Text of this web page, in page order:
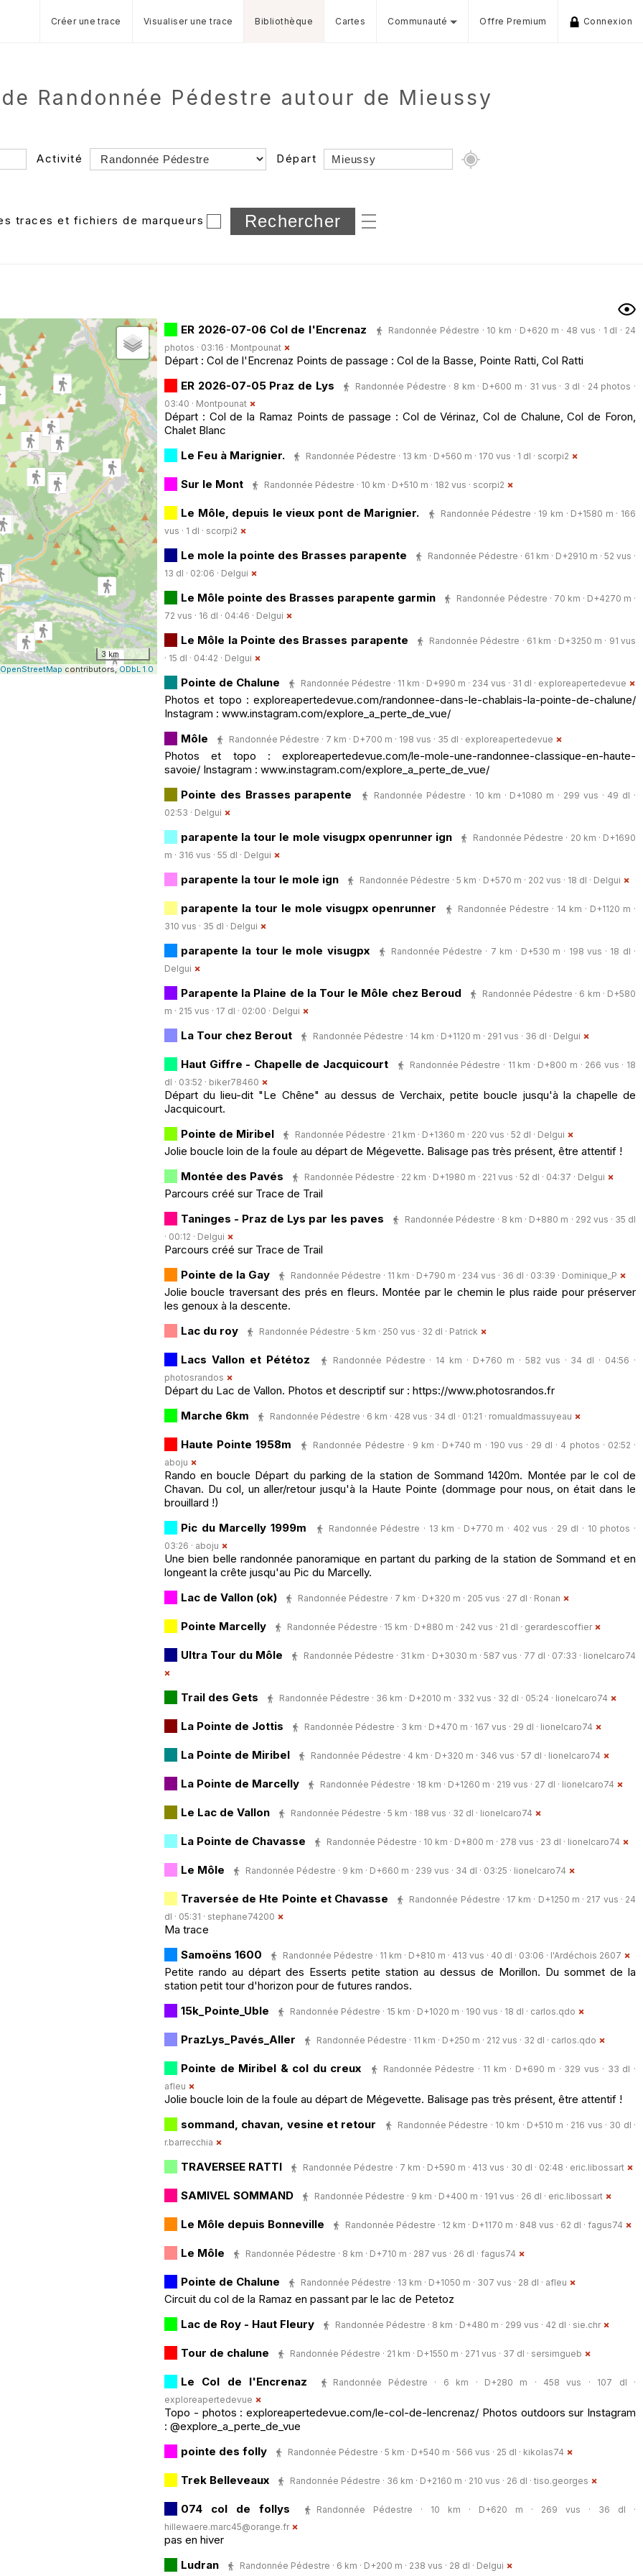
Créer une trace Visualiser une trace Bibliothèque Cartes Communauté Offre Premium Connexion
Randonnée Pédestre autour de Mieussy
Activité Départ
Dossier
et sous-dossiers
traces et fichiers de marqueurs
3 km
OpenStreetMap contributors,ODbL 1.0
ER 2026-07-06 Col de l'Encrenaz
Randonnée Pédestre · 10 km · D+620 m · 48 vus · 1 dl · 24
photos · 03:16 · Montpounat
Départ : Col de l'Encrenaz Points de passage : Col de la Basse, Pointe Ratti, Col Ratti
ER 2026-07-05 Praz de Lys
Randonnée Pédestre · 8 km · D+600 m · 31 vus · 3 dl · 24 photos ·
03:40 · Montpounat
Départ : Col de la Ramaz Points de passage : Col de Vérinaz, Col de Chalune, Col de Foron,
Chalet Blanc
Le Feu à Marignier.
Randonnée Pédestre · 13 km · D+560 m · 170 vus · 1 dl · scorpi2
Sur le Mont Randonnée Pédestre · 10 km · D+510 m · 182 vus · scorpi2
Le Môle, depuis le vieux pont de Marignier.
Randonnée Pédestre · 19 km · D+1580 m · 166
vus · 1 dl · scorpi2
Le mole la pointe des Brasses parapente
Randonnée Pédestre · 61 km · D+2910 m · 52 vus ·
13 dl · 02:06 · Delgui
Le Môle pointe des Brasses parapente garmin
Randonnée Pédestre · 70 km · D+4270 m ·
72 vus · 16 dl · 04:46 · Delgui
Le Môle la Pointe des Brasses parapente
Randonnée Pédestre · 61 km · D+3250 m · 91 vus
· 15 dl · 04:42 · Delgui
Pointe de Chalune Randonnée Pédestre · 11 km · D+990 m · 234 vus · 31 dl · exploreapertedevue
Photos et topo : exploreapertedevue.com/randonnee-dans-le-chablais-la-pointe-de-chalune/
Instagram : www.instagram.com/explore_a_perte_de_vue/
Môle
Randonnée Pédestre · 7 km · D+700 m · 198 vus · 35 dl · exploreapertedevue
Photos et topo : exploreapertedevue.com/le-mole-une-randonnee-classique-en-haute-
savoie/ Instagram : www.instagram.com/explore_a_perte_de_vue/
Pointe des Brasses parapente
Randonnée Pédestre · 10 km · D+1080 m · 299 vus · 49 dl ·
02:53 · Delgui
parapente la tour le mole visugpx openrunner ign
Randonnée Pédestre · 20 km · D+1690
m · 316 vus · 55 dl · Delgui
parapente la tour le mole ign Randonnée Pédestre · 5 km · D+570 m · 202 vus · 18 dl · Delgui
parapente la tour le mole visugpx openrunner
Randonnée Pédestre · 14 km · D+1120 m ·
310 vus · 35 dl · Delgui
parapente la tour le mole visugpx
Randonnée Pédestre · 7 km · D+530 m · 198 vus · 18 dl ·
Delgui
Parapente la Plaine de la Tour le Môle chez Beroud
Randonnée Pédestre · 6 km · D+580
m · 215 vus · 17 dl · 02:00 · Delgui
La Tour chez Berout Randonnée Pédestre · 14 km · D+1120 m · 291 vus · 36 dl · Delgui
Haut Giffre - Chapelle de Jacquicourt
Randonnée Pédestre · 11 km · D+800 m · 266 vus · 18
dl · 03:52 · biker78460
Départ du lieu-dit "Le Chêne" au dessus de Verchaix, petite boucle jusqu'à la chapelle de
Jacquicourt.
Pointe de Miribel
Randonnée Pédestre · 21 km · D+1360 m · 220 vus · 52 dl · Delgui
Jolie boucle loin de la foule au départ de Mégevette. Balisage pas très présent, être attentif !
Montée des Pavés
Randonnée Pédestre · 22 km · D+1980 m · 221 vus · 52 dl · 04:37 · Delgui
Parcours créé sur Trace de Trail
Taninges - Praz de Lys par les paves
Randonnée Pédestre · 8 km · D+880 m · 292 vus · 35 dl
· 00:12 · Delgui
Parcours créé sur Trace de Trail
Pointe de la Gay
Randonnée Pédestre · 11 km · D+790 m · 234 vus · 36 dl · 03:39 · Dominique_P
Jolie boucle traversant des prés en fleurs. Montée par le chemin le plus raide pour préserver
les genoux à la descente.
Lac du roy
Randonnée Pédestre · 5 km · 250 vus · 32 dl · Patrick
Lacs Vallon et Pététoz
Randonnée Pédestre · 14 km · D+760 m · 582 vus · 34 dl · 04:56 ·
photosrandos
Départ du Lac de Vallon. Photos et descriptif sur : https://www.photosrandos.fr
Marche 6km
Randonnée Pédestre · 6 km · 428 vus · 34 dl · 01:21 · romualdmassuyeau
Haute Pointe 1958m
Randonnée Pédestre · 9 km · D+740 m · 190 vus · 29 dl · 4 photos · 02:52 ·
aboju
Rando en boucle Départ du parking de la station de Sommand 1420m. Montée par le col de
Chavan. Du col, un aller/retour jusqu'à la Haute Pointe (dommage pour nous, on était dans le
brouillard !)
Pic du Marcelly 1999m
Randonnée Pédestre · 13 km · D+770 m · 402 vus · 29 dl · 10 photos ·
03:26 · aboju
Une bien belle randonnée panoramique en partant du parking de la station de Sommand et en
longeant la crête jusqu'au Pic du Marcelly.
Lac de Vallon (ok)
Randonnée Pédestre · 7 km · D+320 m · 205 vus · 27 dl · Ronan
Pointe Marcelly Randonnée Pédestre · 15 km · D+880 m · 242 vus · 21 dl · gerardescoffier
Ultra Tour du Môle Randonnée Pédestre · 31 km · D+3030 m · 587 vus · 77 dl · 07:33 · lionelcaro74
Trail des Gets Randonnée Pédestre · 36 km · D+2010 m · 332 vus · 32 dl · 05:24 · lionelcaro74
La Pointe de Jottis Randonnée Pédestre · 3 km · D+470 m · 167 vus · 29 dl · lionelcaro74
La Pointe de Miribel Randonnée Pédestre · 4 km · D+320 m · 346 vus · 57 dl · lionelcaro74
La Pointe de Marcelly Randonnée Pédestre · 18 km · D+1260 m · 219 vus · 27 dl · lionelcaro74
Le Lac de Vallon Randonnée Pédestre · 5 km · 188 vus · 32 dl · lionelcaro74
La Pointe de Chavasse Randonnée Pédestre · 10 km · D+800 m · 278 vus · 23 dl · lionelcaro74
Le Môle Randonnée Pédestre · 9 km · D+660 m · 239 vus · 34 dl · 03:25 · lionelcaro74
Traversée de Hte Pointe et Chavasse
Randonnée Pédestre · 17 km · D+1250 m · 217 vus · 24
dl · 05:31 · stephane74200
Ma trace
Samoëns 1600
Randonnée Pédestre · 11 km · D+810 m · 413 vus · 40 dl · 03:06 · l'Ardéchois 2607
Petite rando au départ des Esserts petite station au dessus de Morillon. Du sommet de la
station petit tour d'horizon pour de futures randos.
15k_Pointe_Uble
Randonnée Pédestre · 15 km · D+1020 m · 190 vus · 18 dl · carlos.qdo
PrazLys_Pavés_Aller Randonnée Pédestre · 11 km · D+250 m · 212 vus · 32 dl · carlos.qdo
Pointe de Miribel & col du creux
Randonnée Pédestre · 11 km · D+690 m · 329 vus · 33 dl ·
afleu
Jolie boucle loin de la foule au départ de Mégevette. Balisage pas très présent, être attentif !
sommand, chavan, vesine et retour
Randonnée Pédestre · 10 km · D+510 m · 216 vus · 30 dl ·
r.barrecchia
TRAVERSEE RATTI Randonnée Pédestre · 7 km · D+590 m · 413 vus · 30 dl · 02:48 · eric.libossart
SAMIVEL SOMMAND Randonnée Pédestre · 9 km · D+400 m · 191 vus · 26 dl · eric.libossart
Le Môle depuis Bonneville Randonnée Pédestre · 12 km · D+1170 m · 848 vus · 62 dl · fagus74
Le Môle Randonnée Pédestre · 8 km · D+710 m · 287 vus · 26 dl · fagus74
Pointe de Chalune Randonnée Pédestre · 13 km · D+1050 m · 307 vus · 28 dl · afleu
Circuit du col de la Ramaz en passant par le lac de Petetoz
Lac de Roy - Haut Fleury
Randonnée Pédestre · 8 km · D+480 m · 299 vus · 42 dl · sie.chr
Tour de chalune Randonnée Pédestre · 21 km · D+1550 m · 271 vus · 37 dl · sersimgueb
Le Col de l'Encrenaz
Randonnée Pédestre · 6 km · D+280 m · 458 vus · 107 dl ·
exploreapertedevue
Topo - photos : exploreapertedevue.com/le-col-de-lencrenaz/ Photos outdoors sur Instagram
: @explore_a_perte_de_vue
pointe des folly
Randonnée Pédestre · 5 km · D+540 m · 566 vus · 25 dl · kikolas74
Trek Belleveaux Randonnée Pédestre · 36 km · D+2160 m · 210 vus · 26 dl · tiso.georges
074 col de follys
Randonnée Pédestre · 10 km · D+620 m · 269 vus · 36 dl ·
hillewaere.marc45@orange.fr
pas en hiver
Ludran
Randonnée Pédestre · 6 km · D+200 m · 238 vus · 28 dl · Delgui